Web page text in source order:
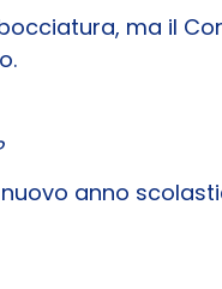
ma il
anno